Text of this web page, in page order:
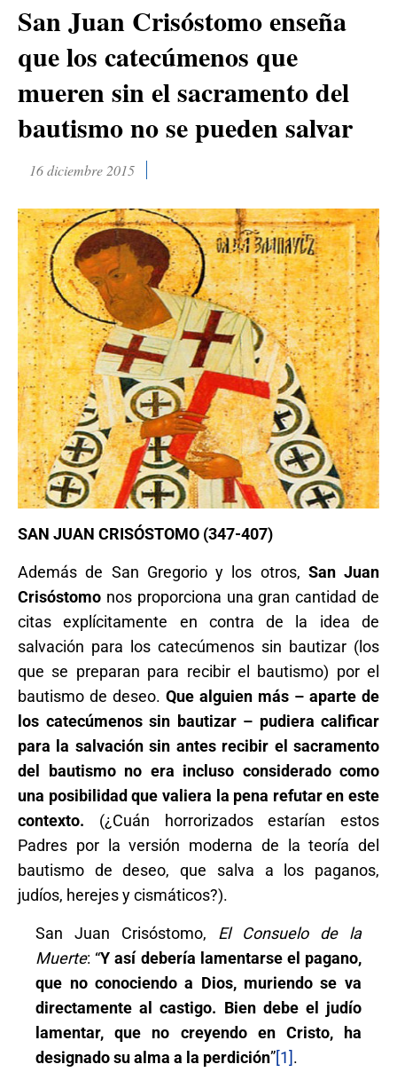
San Juan Crisóstomo enseña
que los catecúmenos que
mueren sin el sacramento del
bautismo no se pueden salvar
16 diciembre 2015
SAN JUAN CRISÓSTOMO (347-407)
Además de San Gregorio y los otros, San Juan
Crisóstomo nos proporciona una gran cantidad de
citas explícitamente en contra de la idea de
salvación para los catecúmenos sin bautizar (los
que se preparan para recibir el bautismo) por el
bautismo de deseo. Que alguien más – aparte de
los catecúmenos sin bautizar – pudiera calificar
para la salvación sin antes recibir el sacramento
del bautismo no era incluso considerado como
una posibilidad que valiera la pena refutar en este
contexto. (¿Cuán horrorizados estarían estos
Padres por la versión moderna de la teoría del
bautismo de deseo, que salva a los paganos,
judíos, herejes y cismáticos?).
San Juan Crisóstomo, El Consuelo de la
Muerte: “Y así debería lamentarse el pagano,
que no conociendo a Dios, muriendo se va
directamente al castigo. Bien debe el judío
lamentar, que no creyendo en Cristo, ha
designado su alma a la perdición”[1].